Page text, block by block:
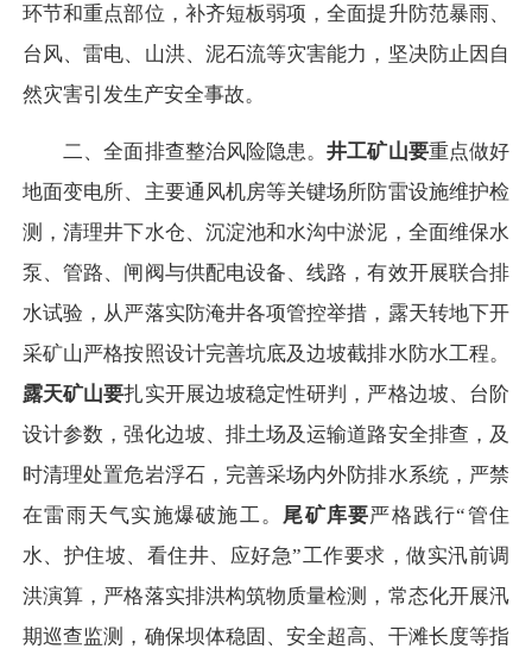
环节和重点部位，补齐短板弱项，全面提升防范暴雨、
台风、雷电、山洪、泥石流等灾害能力，坚决防止因自
然灾害引发生产安全事故。
二、全面排查整治风险隐患。井工矿山要重点做好
地面变电所、主要通风机房等关键场所防雷设施维护检
测，清理井下水仓、沉淀池和水沟中淤泥，全面维保水
泵、管路、闸阀与供配电设备、线路，有效开展联合排
水试验，从严落实防淹井各项管控举措，露天转地下开
采矿山严格按照设计完善坑底及边坡截排水防水工程。
露天矿山要扎实开展边坡稳定性研判，严格边坡、台阶
设计参数，强化边坡、排土场及运输道路安全排查，及
时清理处置危岩浮石，完善采场内外防排水系统，严禁
在雷雨天气实施爆破施工。 尾矿库要严格践行“管住
水、护住坡、看住井、应好急”工作要求，做实汛前调
洪演算，严格落实排洪构筑物质量检测，常态化开展汛
期巡查监测，确保坝体稳固、安全超高、干滩长度等指